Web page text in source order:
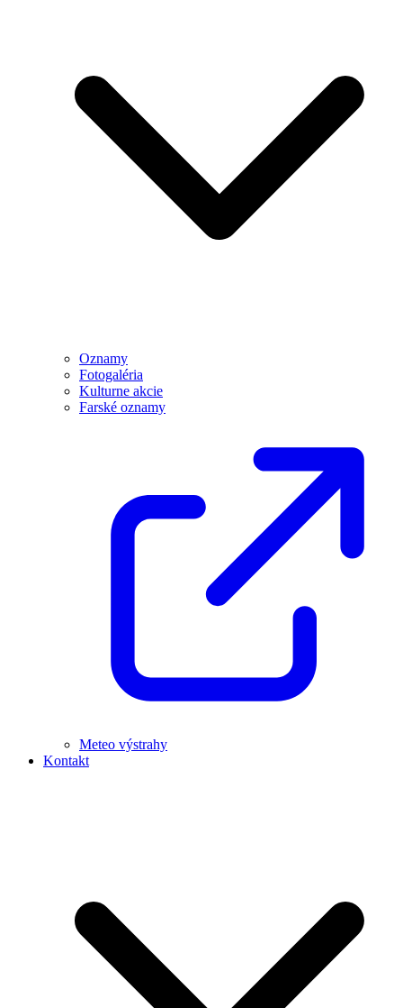
Oznamy
Fotogaléria
Kulturne akcie
Farské oznamy
Meteo výstrahy
Kontakt